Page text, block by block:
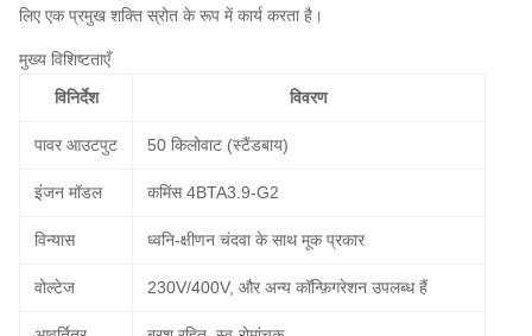
लिए एक प्रमुख शक्ति स्रोत के रूप में कार्य करता है।
मुख्य विशिष्टताएँ
विनिर्देश
विवरण
पावर आउटपुट 50 किलोवाट (स्टैंडबाय)
इंजन मॉडल कमिंस 4BTA3.9-G2
विन्यास ध्वनि-क्षीणन चंदवा के साथ मूक प्रकार
वोल्टेज 230V/400V, और अन्य कॉन्फ़िगरेशन उपलब्ध हैं